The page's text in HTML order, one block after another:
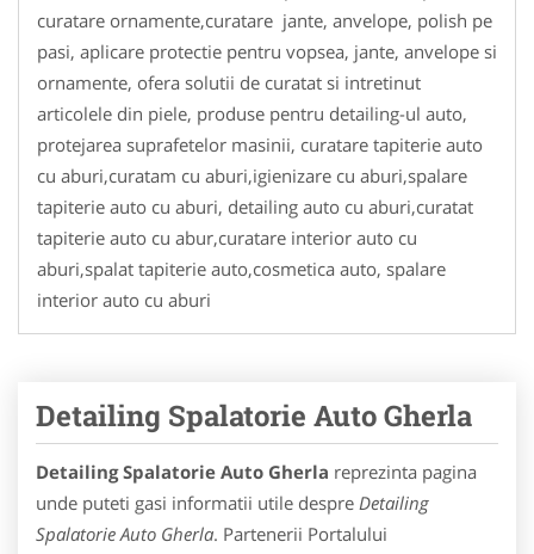
curatare ornamente,curatare jante, anvelope, polish pe
pasi, aplicare protectie pentru vopsea, jante, anvelope si
ornamente, ofera solutii de curatat si intretinut
articolele din piele, produse pentru detailing-ul auto,
protejarea suprafetelor masinii, curatare tapiterie auto
cu aburi,curatam cu aburi,igienizare cu aburi,spalare
tapiterie auto cu aburi, detailing auto cu aburi,curatat
tapiterie auto cu abur,curatare interior auto cu
aburi,spalat tapiterie auto,cosmetica auto, spalare
interior auto cu aburi
Detailing Spalatorie Auto Gherla
Detailing Spalatorie Auto Gherla reprezinta pagina
unde puteti gasi informatii utile despre Detailing
Spalatorie Auto Gherla. Partenerii Portalului